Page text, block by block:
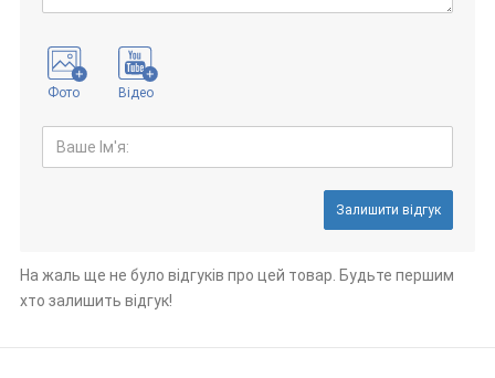
Фото Відео
Залишити відгук
На жаль ще не було відгуків про цей товар. Будьте першим
хто залишить відгук!